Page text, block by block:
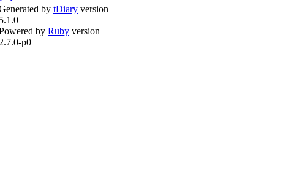
by tDiary version
5.1.0
by Ruby version
2.7.0-p0